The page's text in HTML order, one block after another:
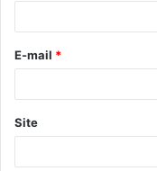
*
E-mail *
Site